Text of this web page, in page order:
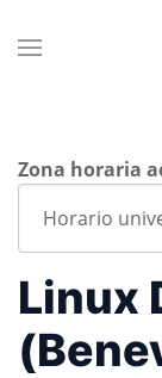
Zona horaria
Linux